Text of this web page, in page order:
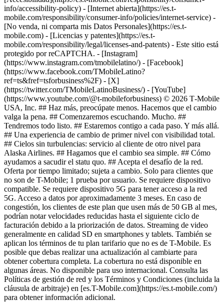
info/accessibility-policy) - [Internet abierta](https://es.t-
mobile.com/responsibility/consumer-info/policies/internet-service) -
[No venda, ni comparta mis Datos Personales](https://es.t-
mobile.com) - [Licencias y patentes](https://es.t-
mobile.com/responsibility/legal/licenses-and-patents) - Este sitio está
protegido por reCAPTCHA. - [Instagram]
(https://www.instagram.com/tmobilelatino/) - [Facebook]
(https://www.facebook.com/TMobileLatino?
ref=ts&fref=tsforbusiness%2F) - [X]
(https://twitter.com/TMobileLatinoBusiness/) - [YouTube]
(https://www.youtube.com/@t-mobileforbusiness) © 2026 T‑Mobile
USA, Inc. ## Haz más, preocúpate menos. Hacemos que el cambio
valga la pena. ## Comenzaremos escuchando. Mucho. ##
Tendremos todo listo. ## Estaremos contigo a cada paso. Y más allá.
## Una experiencia de cambio de primer nivel con visibilidad total.
## Cielos sin turbulencias: servicio al cliente de otro nivel para
Alaska Airlines. ## Hagamos que el cambio sea simple. ## Cómo
ayudamos a sacudir el statu quo. ## Acepta el desafío de la red.
Oferta por tiempo limitado; sujeta a cambio. Solo para clientes que
no son de T-Mobile; 1 prueba por usuario. Se requiere dispositivo
compatible. Se requiere dispositivo 5G para tener acceso a la red
5G. Acceso a datos por aproximadamente 3 meses. En caso de
congestión, los clientes de este plan que usen más de 50 GB al mes,
podrían notar velocidades reducidas hasta el siguiente ciclo de
facturación debido a la priorización de datos. Streaming de video
generalmente en calidad SD en smartphones y tablets. También se
aplican los términos de tu plan tarifario que no es de T-Mobile. Es
posible que debas realizar una actualización al cambiarte para
obtener cobertura completa. La cobertura no está disponible en
algunas áreas. No disponible para uso internacional. Consulta las
Políticas de gestión de red y los Términos y Condiciones (incluida la
cláusula de arbitraje) en [es.T-Mobile.com](https://es.t-mobile.com/)
para obtener información adicional.